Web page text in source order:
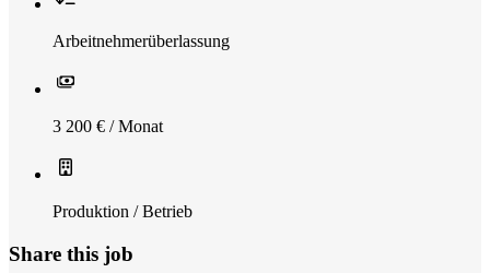
Arbeitnehmerüberlassung
3 200 € / Monat
Produktion / Betrieb
Share this job